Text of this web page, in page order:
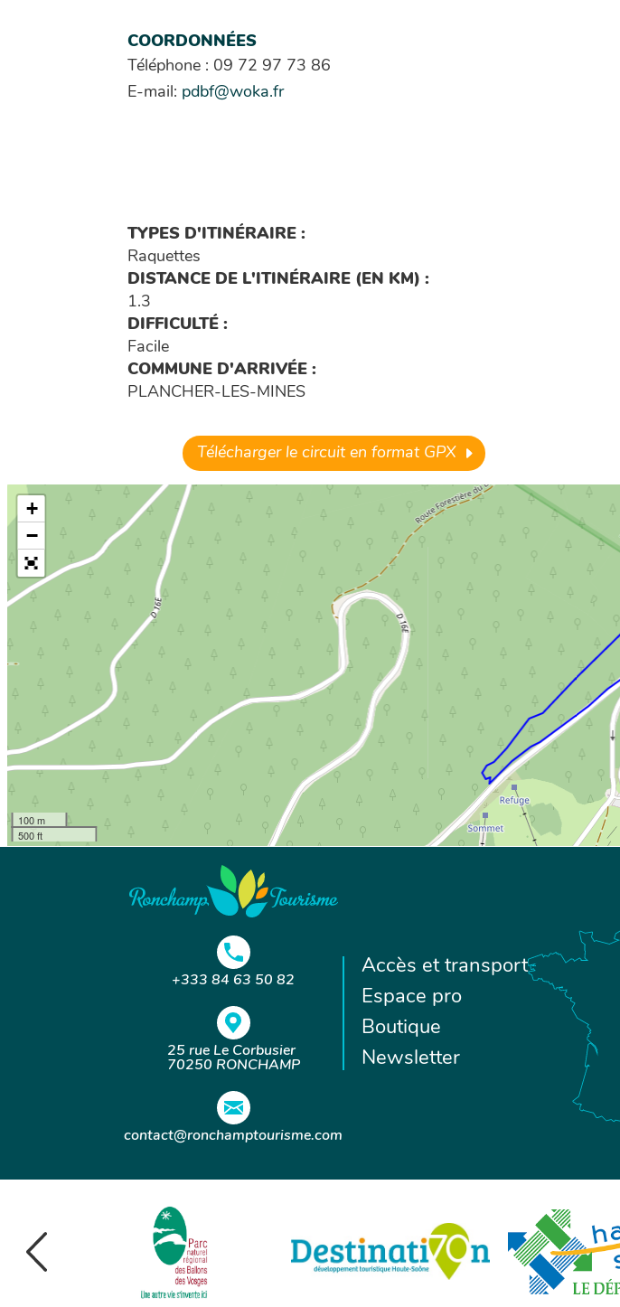
COORDONNÉES
Téléphone : 09 72 97 73 86
E-mail: pdbf@woka.fr
TYPES D'ITINÉRAIRE :
Raquettes
DISTANCE DE L'ITINÉRAIRE (EN KM) :
1.3
DIFFICULTÉ :
Facile
COMMUNE D'ARRIVÉE :
PLANCHER-LES-MINES
Télécharger le circuit en format GPX
+
−
100 m
500 ft
+333 84 63 50 82
25 rue Le Corbusier
70250 RONCHAMP
contact@ronchamptourisme.com
Accès et transport
Espace pro
Boutique
Newsletter